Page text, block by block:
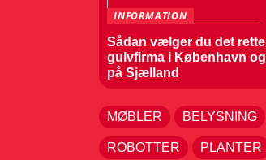
INFORMATION
Sådan vælger du det rette
gulvfirma i København og
på Sjælland
MØBLER BELYSNING
ROBOTTER PLANTER